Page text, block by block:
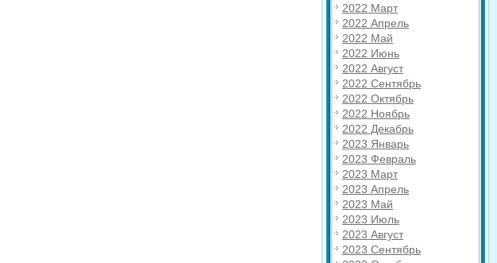
2022 Март
2022 Апрель
2022 Май
2022 Июнь
2022 Август
2022 Сентябрь
2022 Октябрь
2022 Ноябрь
2022 Декабрь
2023 Январь
2023 Февраль
2023 Март
2023 Апрель
2023 Май
2023 Июль
2023 Август
2023 Сентябрь